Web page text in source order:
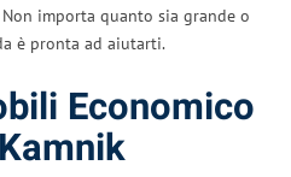
importa quanto sia grande o
è pronta ad aiutarti.
Economico